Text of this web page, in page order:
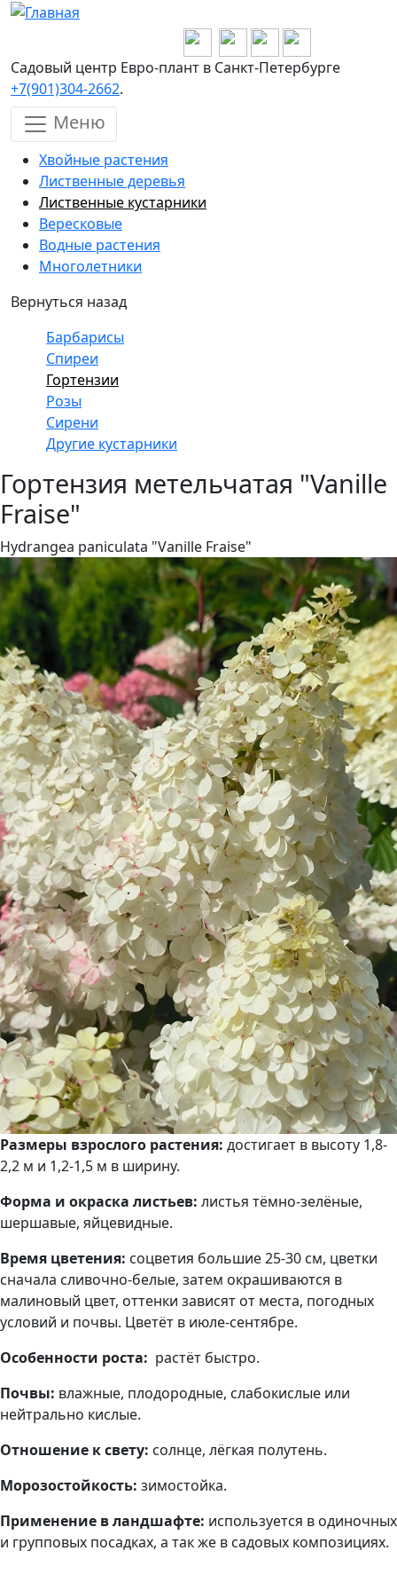
Перейти к основному содержанию
Садовый центр Евро-плант в Санкт-Петербурге
+7(901)304-2662.
Меню
Хвойные растения
Лиственные деревья
Лиственные кустарники
Вересковые
Водные растения
Многолетники
Вернуться назад
Барбарисы
Спиреи
Гортензии
Розы
Сирени
Другие кустарники
Гортензия метельчатая "Vanille
Fraise"
Hydrangea paniculata "Vanille Fraise"
Размеры взрослого растения: достигает в высоту 1,8-
2,2 м и 1,2-1,5 м в ширину.
Форма и окраска листьев: листья тёмно-зелёные,
шершавые, яйцевидные.
Время цветения: соцветия большие 25-30 см, цветки
сначала сливочно-белые, затем окрашиваются в
малиновый цвет, оттенки зависят от места, погодных
условий и почвы. Цветёт в июле-сентябре.
Особенности роста: растёт быстро.
Почвы: влажные, плодородные, слабокислые или
нейтрально кислые.
Отношение к свету: солнце, лёгкая полутень.
Морозостойкость: зимостойка.
Применение в ландшафте: используется в одиночных
и групповых посадках, а так же в садовых композициях.